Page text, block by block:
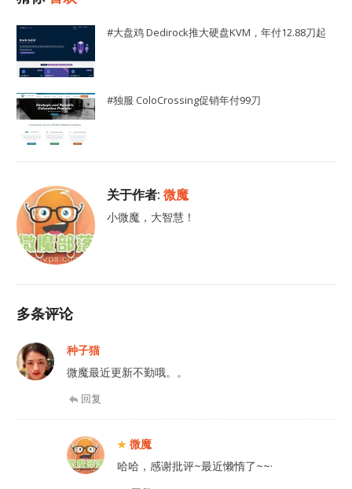
#大盘鸡 Dedirock推大硬盘KVM，年付12.88刀起
#独服 ColoCrossing促销年付99刀
关于作者:微魔
小微魔，大智慧！
多条评论
种子猫
微魔最近更新不勤哦。。
回复
微魔
哈哈，感谢批评~最近懒惰了~~·